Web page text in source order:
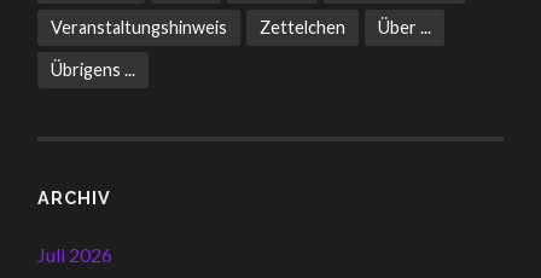
Veranstaltungshinweis Zettelchen Über ...
Übrigens ...
ARCHIV
Juli 2026